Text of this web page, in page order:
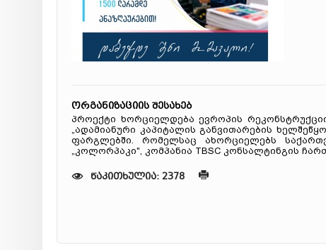
ორგანიზაციის შესახებ
პროექტი ხორციელდება ევროპის
„ადამიანური კაპიტალის განვითარების
ფარგლებში. რომელსაც ახორციელებს
„კოლორპაკი", კომპანია TBSC კონსალტინგის
წაკითხულია: 2378